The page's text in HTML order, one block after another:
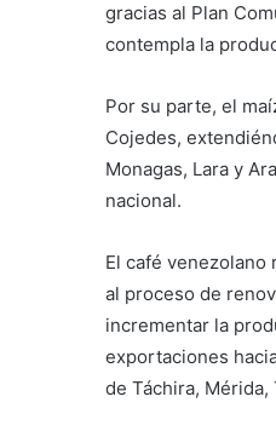
gracias al Plan
contempla la
Por su parte, el
Cojedes,
Monagas, Lara y
nacional.
El café
al proceso de
incrementar la
exportaciones
de Táchira,